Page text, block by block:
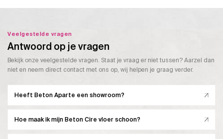
Veelgestelde vragen
Antwoord op je vragen
Bekijk onze veelgestelde vragen. Staat je vraag er niet tussen? Aarzel dan
niet en neem direct contact met ons op, wij helpen je graag verder.
Heeft Beton Aparte een showroom?
Hoe maak ik mijn Beton Cire vloer schoon?